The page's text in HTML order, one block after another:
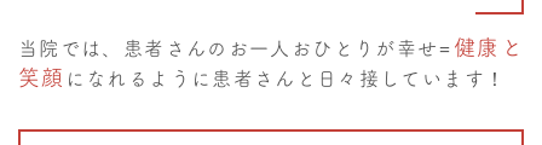
当院では、患者さんのお一人おひとりが幸せ=健康と
笑顔 になれるように患者さんと日々接しています！